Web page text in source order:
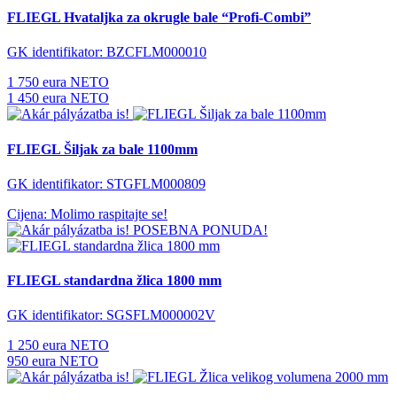
FLIEGL Hvataljka za okrugle bale “Profi-Combi”
GK identifikator: BZCFLM000010
1 750 eura NETO
1 450 eura NETO
FLIEGL Šiljak za bale 1100mm
GK identifikator: STGFLM000809
Cijena: Molimo raspitajte se!
POSEBNA PONUDA!
FLIEGL standardna žlica 1800 mm
GK identifikator: SGSFLM000002V
1 250 eura NETO
950 eura NETO